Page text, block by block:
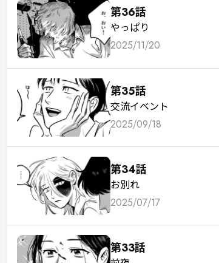
第36話
やっぱり
2025/11/20
第35話
交流イベント
2025/09/18
第34話
お別れ
2025/07/17
第33話